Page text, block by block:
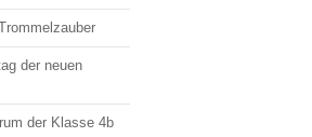
der neuen
der Klasse 4b